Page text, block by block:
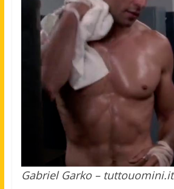
Gabriel Garko – tuttouomini.it